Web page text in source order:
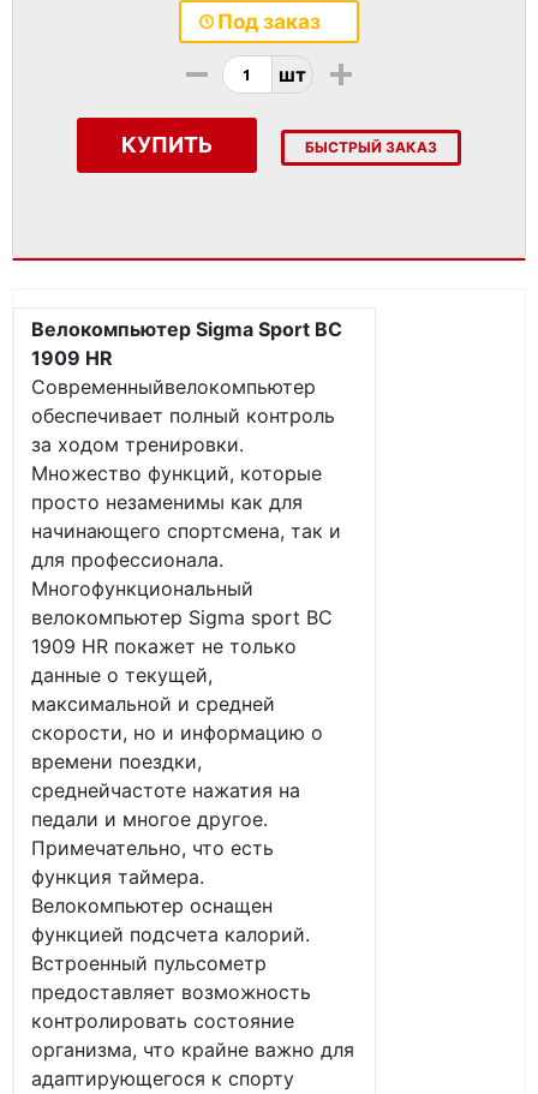
Под заказ
- шт +
КУПИТЬ БЫСТРЫЙ ЗАКАЗ
Велокомпьютер Sigma Sport BC
1909 HR
Современныйвелокомпьютер
обеспечивает полный контроль
за ходом тренировки.
Множество функций, которые
просто незаменимы как для
начинающего спортсмена, так и
для профессионала.
Многофункциональный
велокомпьютер Sigma sport BC
1909 HR покажет не только
данные о текущей,
максимальной и средней
скорости, но и информацию о
времени поездки,
среднейчастоте нажатия на
педали и многое другое.
Примечательно, что есть
функция таймера.
Велокомпьютер оснащен
функцией подсчета калорий.
Встроенный пульсометр
предоставляет возможность
контролировать состояние
организма, что крайне важно для
адаптирующегося к спорту